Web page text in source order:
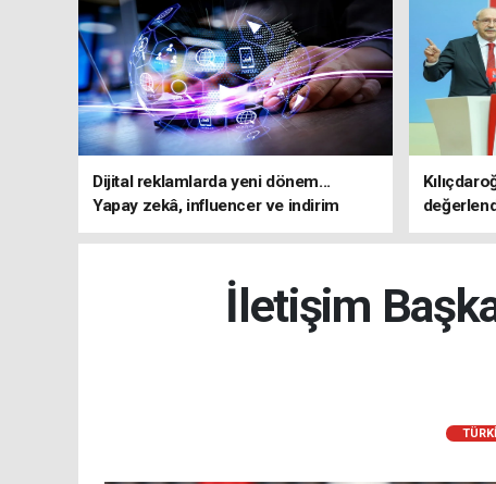
Dijital reklamlarda yeni dönem...
Yapay zekâ, influencer ve indirim
kampanyalarına sıkı kurallar
adresi
İletişim